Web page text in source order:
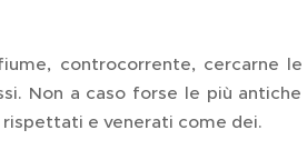
controcorrente, cercarne
Non a caso forse le più
e venerati come dei.